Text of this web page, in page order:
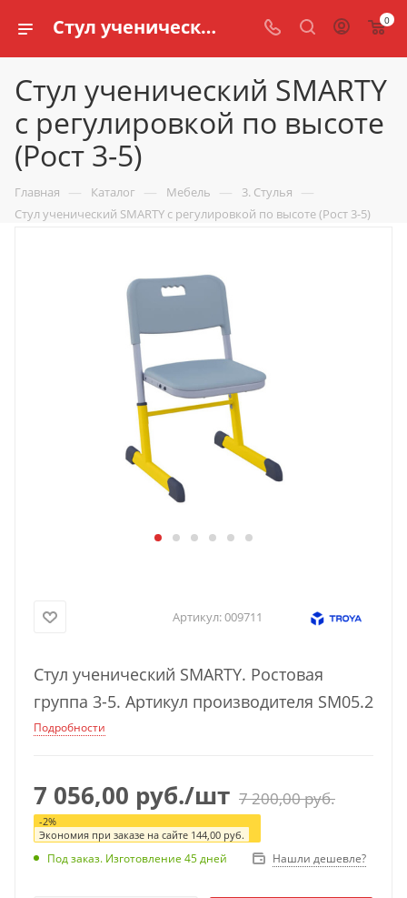
Стул ученический SMARTY с регулировкой по высоте (Рост 3-5) купить по доступной цене в интернет магазине schools.ru 0
Стул ученический SMARTY
с регулировкой по высоте
(Рост 3-5)
Главная — Каталог — Мебель — 3. Стулья —
Стул ученический SMARTY с регулировкой по высоте (Рост 3-5)
Артикул:009711
Стул ученический SMARTY. Ростовая
группа 3-5. Артикул производителя SM05.2
Подробности
7 056,00 руб./шт 7 200,00руб.
-2%
Экономия при заказе на сайте 144,00 руб.
Под заказ. Изготовление 45 дней Нашли дешевле?